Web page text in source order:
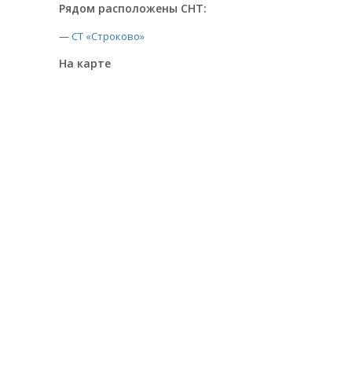
Рядом расположены СНТ:
—СТ «Строково»
На карте